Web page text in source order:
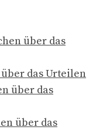
über das
das Urteilen
über das
über das